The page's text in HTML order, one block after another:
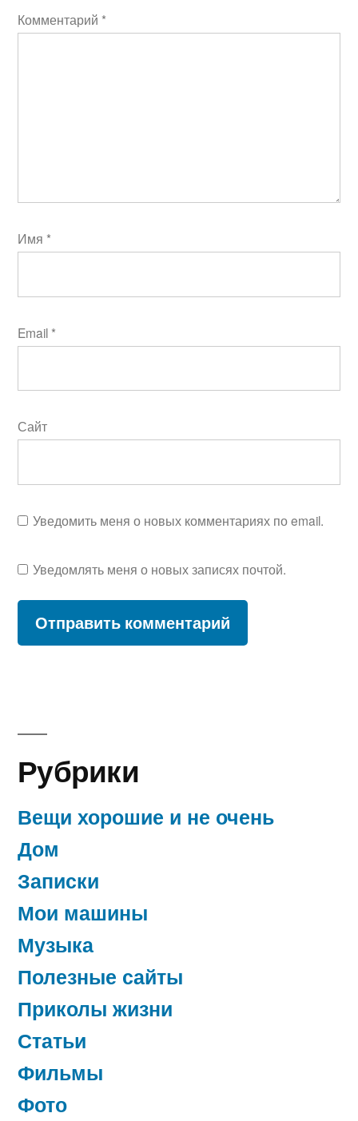
Комментарий *
Имя *
Email *
Сайт
Уведомить меня о новых комментариях по email.
Уведомлять меня о новых записях почтой.
Рубрики
Вещи хорошие и не очень
Дом
Записки
Мои машины
Музыка
Полезные сайты
Приколы жизни
Статьи
Фильмы
Фото